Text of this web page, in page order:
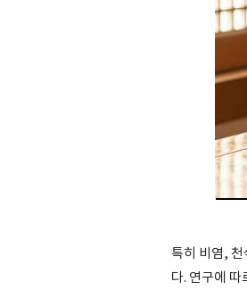
특히 비염, 천
다. 연구에